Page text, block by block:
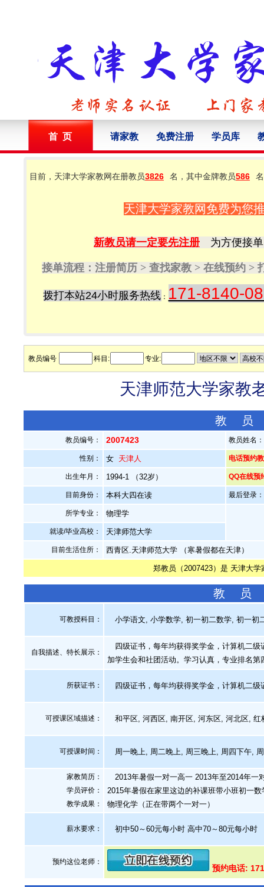
首 页 请家教 免费注册 学员库
目前，天津大学家教网在册教员3826 名，其中金牌教员586
天津大学家教网免费为您
新教员请一定要先注册 为方便接
接单流程：注册简历 > 查找家教 > 在线预约 >
拨打本站24小时服务热线 ： 171-8140-
教员编号 科目: 专业:
天津师范大学家教
教
教员编号： 2007423 教员姓名
性别： 女 天津人 电话预约
出生年月： 1994-1 （32岁） QQ在线预
目前身份： 本科大四在读 最后登录
所学专业： 物理学
就读/毕业高校： 天津师范大学
目前生活住所： 西青区.天津师范大学 （寒暑假都在天津）
郑教员（2007423）是 天津大学
教 员
可教授科目： 小学语文, 小学数学, 初一初二数学, 初一初
自我描述、特长展示 ：
四级证书，每年均获得奖学金，计算机二级
加学生会和社团活动。学习认真，专业排名
所获证书 ： 四级证书，每年均获得奖学金，计算机二级
可授课区域描述： 和平区, 河西区, 南开区, 河东区, 河北区, 红
可授课时间： 周一晚上, 周二晚上, 周三晚上, 周四下午,
家教简历：
学员评价：
教学成果：
2013年暑假一对一高一 2013年至2014年一
2015年暑假在家里这边的补课班带小班初一
物理化学（正在带两个一对一）
薪水要求： 初中50～60元每小时 高中70～80元每小时
预约这位老师：
预约电话: